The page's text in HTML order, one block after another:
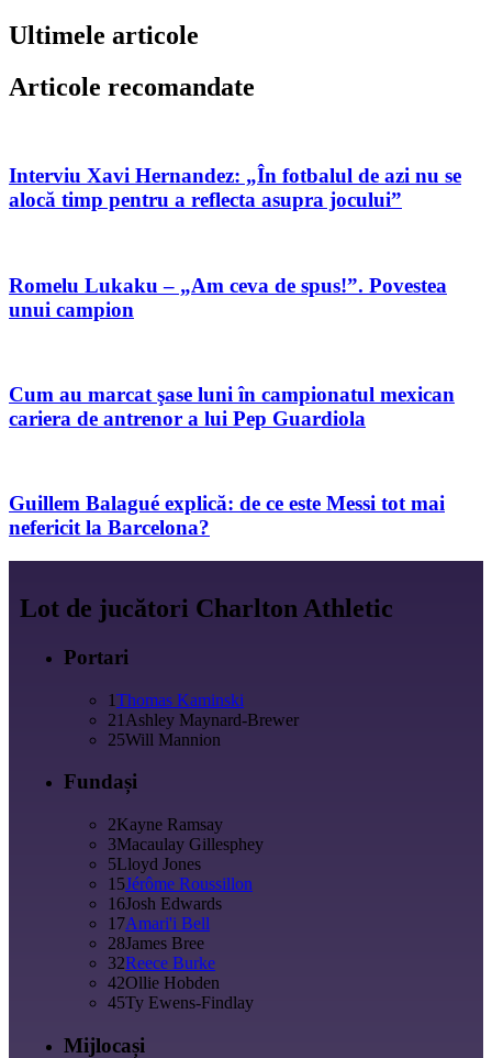
Ultimele articole
Articole recomandate
Interviu Xavi Hernandez: „În fotbalul de azi nu se
alocă timp pentru a reflecta asupra jocului”
Romelu Lukaku – „Am ceva de spus!”. Povestea
unui campion
Cum au marcat şase luni în campionatul mexican
cariera de antrenor a lui Pep Guardiola
Guillem Balagué explică: de ce este Messi tot mai
nefericit la Barcelona?
Lot de jucători Charlton Athletic
Portari
1Thomas Kaminski
21 Ashley Maynard-Brewer
25Will Mannion
Fundași
2Kayne Ramsay
3Macaulay Gillesphey
5Lloyd Jones
15Jérôme Roussillon
16Josh Edwards
17Amari'i Bell
28James Bree
32Reece Burke
42Ollie Hobden
45Ty Ewens-Findlay
Mijlocași